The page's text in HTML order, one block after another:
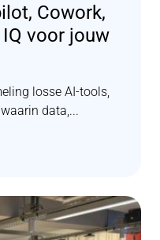
Cowork,
voor jouw
losse AI-tools,
data,...